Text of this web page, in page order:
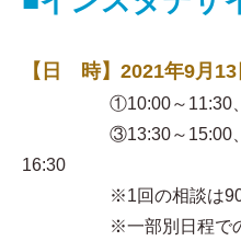
【日 時】2021年9月
①10:00～11:30、
③13:30～15:00、
※1回の相談は90分
※一部別日程でのご